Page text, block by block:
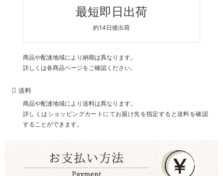
最短即日出荷
約14日後出荷
商品や配達地域により納期は異なります。
詳しくは各商品ページをご確認ください。
送料
商品や配達地域により送料は異なります。
詳しくはショッピングカートにてお届け先を指定すると送料を確認
することができます。